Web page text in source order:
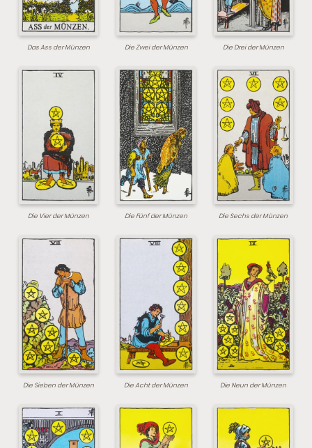
Das Ass der Münzen Die Zwei der Münzen Die Drei der Münzen
Die Vier der Münzen Die Fünf der Münzen Die Sechs der Münzen
Die Sieben der Münzen Die Acht der Münzen Die Neun der Münzen